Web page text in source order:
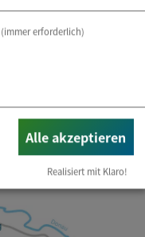
(immer erforderlich)
Alle akzeptieren
Realisiert mit Klaro!